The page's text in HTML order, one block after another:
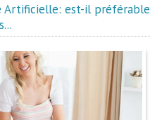
Artificielle: est-il préférable